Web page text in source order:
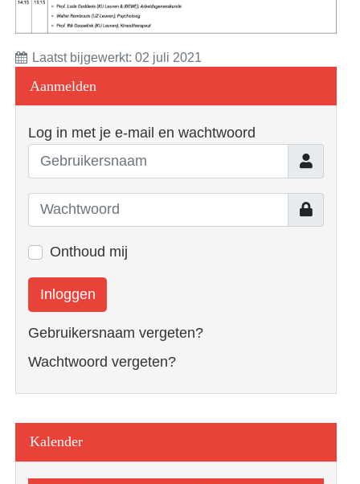
Laatst bijgewerkt: 02 juli 2021
Aanmelden
Log in met je e-mail en wachtwoord
Toon
Onthoud mij
Inloggen
Gebruikersnaam vergeten?
Wachtwoord vergeten?
Kalender